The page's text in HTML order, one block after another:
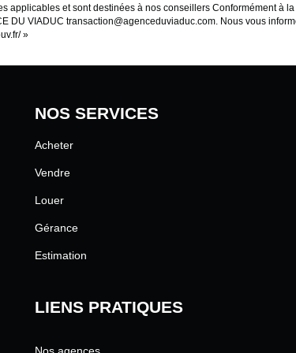
applicables et sont destinées à nos conseillers Conformément à
DU VIADUC transaction@agenceduviaduc.com. Nous vous
»
NOS SERVICES
Acheter
Vendre
Louer
Gérance
Estimation
LIENS PRATIQUES
Nos agences